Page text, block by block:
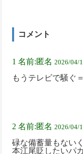
コメント
1 名前:匿名 2026/04/
もうテレビで騒ぐ
2 名前:匿名 2026/04/
碌な備蓄量もない
本江尾貶したいパ